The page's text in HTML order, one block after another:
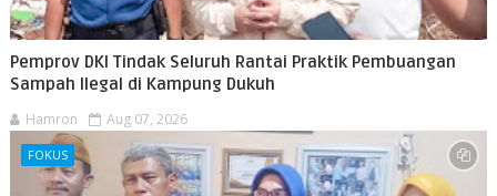
Pemprov DKI Tindak Seluruh Rantai Praktik Pembuangan
Sampah Ilegal di Kampung Dukuh
Hamron Aug 07, 2026
FOKUS